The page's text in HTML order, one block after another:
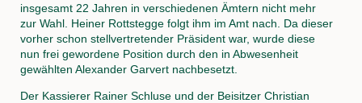
insgesamt 22 Jahren in verschiedenen Ämtern nicht mehr
zur Wahl. Heiner Rottstegge folgt ihm im Amt nach. Da dieser
vorher schon stellvertretender Präsident war, wurde diese
nun frei gewordene Position durch den in Abwesenheit
gewählten Alexander Garvert nachbesetzt.
Der Kassierer Rainer Schluse und der Beisitzer Christian